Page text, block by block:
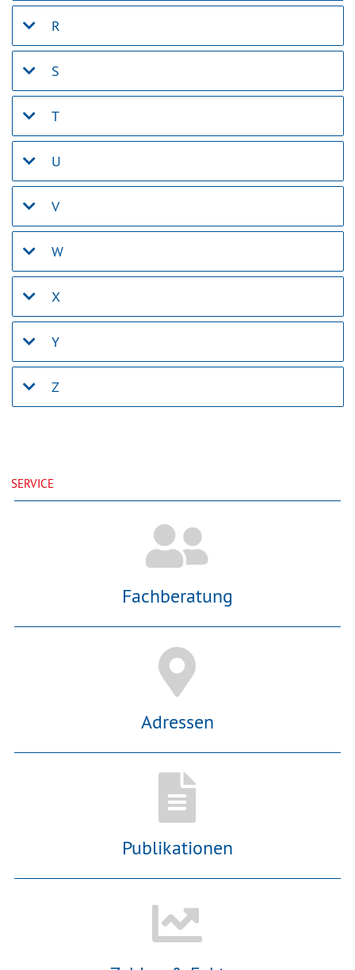
R
S
T
U
V
W
X
Y
Z
SERVICE
Fachberatung
Adressen
Publikationen